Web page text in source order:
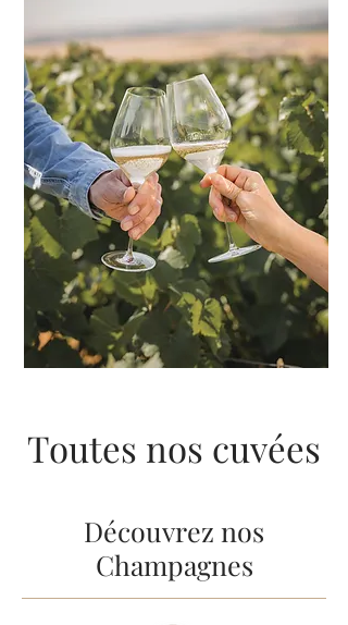
Toutes nos cuvées
Découvrez nos
Champagnes